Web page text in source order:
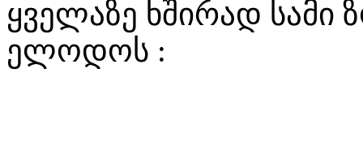
ყველაზე ხშირად სამი
ელოდოს :